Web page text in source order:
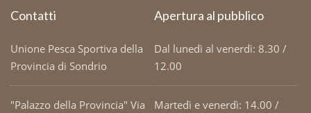
Contatti
Unione Pesca Sportiva della
Provincia di Sondrio
"Palazzo della Provincia" Via
Apertura al pubblico
Dal lunedì al venerdì: 8.30 /
12.00
Martedì e venerdì: 14.00 /